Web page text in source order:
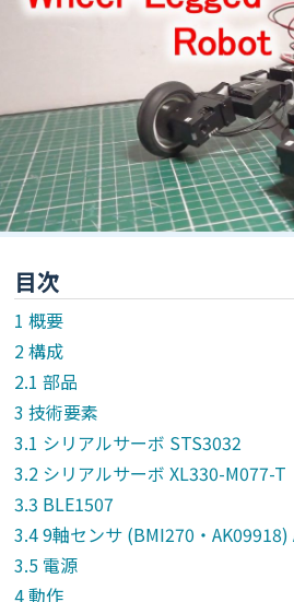
目次
概要
構成
部品
技術要素
シリアルサーボ STS3032
シリアルサーボ XL330-M077-T
BLE1507
9軸センサ (BMI270・
電源
動作